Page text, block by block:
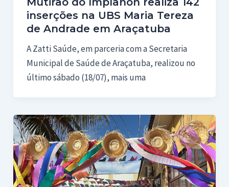
inserções na UBS Maria Tereza
de Andrade em Araçatuba
A Zatti Saúde, em parceria com a Secretaria
Municipal de Saúde de Araçatuba, realizou no
último sábado (18/07), mais uma